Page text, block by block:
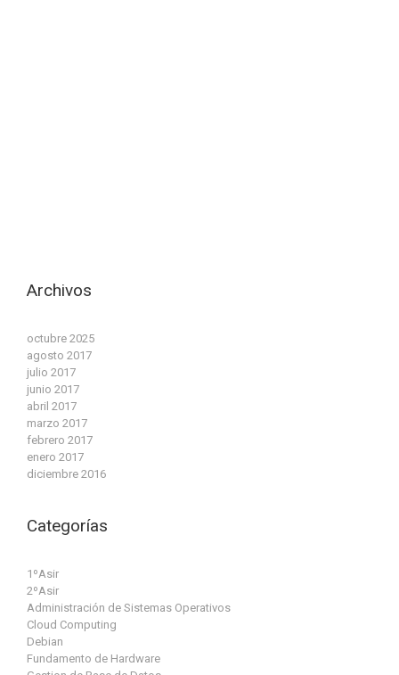
Archivos
octubre 2025
agosto 2017
julio 2017
junio 2017
abril 2017
marzo 2017
febrero 2017
enero 2017
diciembre 2016
Categorías
1ºAsir
2ºAsir
Administración de Sistemas Operativos
Cloud Computing
Debian
Fundamento de Hardware